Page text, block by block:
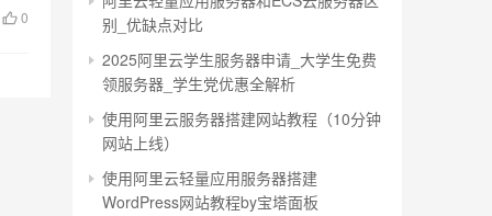
0
别_优缺点对比
2025阿里云学生服务器申请_大学生免费
领服务器_学生党优惠全解析
使用阿里云服务器搭建网站教程（10分钟
网站上线）
使用阿里云轻量应用服务器搭建
WordPress网站教程by宝塔面板